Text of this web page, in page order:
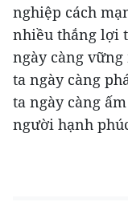
nghiệp cách
nhiều thắng lợi
ngày càng
ta ngày càng
ta ngày càng
người hạnh